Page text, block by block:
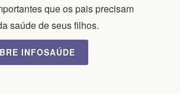
que os pais precisam
saúde de seus filhos.
INFOSAÚDE